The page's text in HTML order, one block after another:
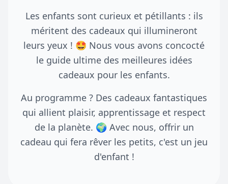
Les enfants sont curieux et pétillants : ils
méritent des cadeaux qui illumineront
leurs yeux ! 🤩 Nous vous avons concocté
le guide ultime des meilleures idées
cadeaux pour les enfants.
Au programme ? Des cadeaux fantastiques
qui allient plaisir, apprentissage et respect
de la planète. 🌍 Avec nous, offrir un
cadeau qui fera rêver les petits, c'est un jeu
d'enfant !